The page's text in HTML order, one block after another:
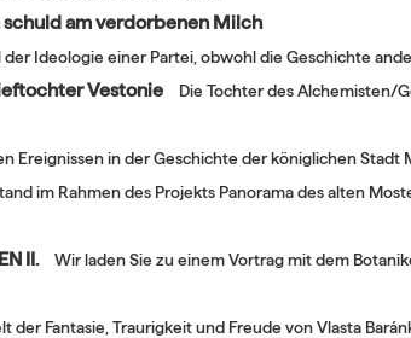
schuld am verdorbenen Milch
Ideologie einer Partei, obwohl die Geschichte
Vestonie
Die Tochter des Alchemisten/
Ereignissen in der Geschichte der königlichen Stadt
im Rahmen des Projekts Panorama des alten
II.
Wir laden Sie zu einem Vortrag mit dem
der Fantasie, Traurigkeit und Freude von Vlasta